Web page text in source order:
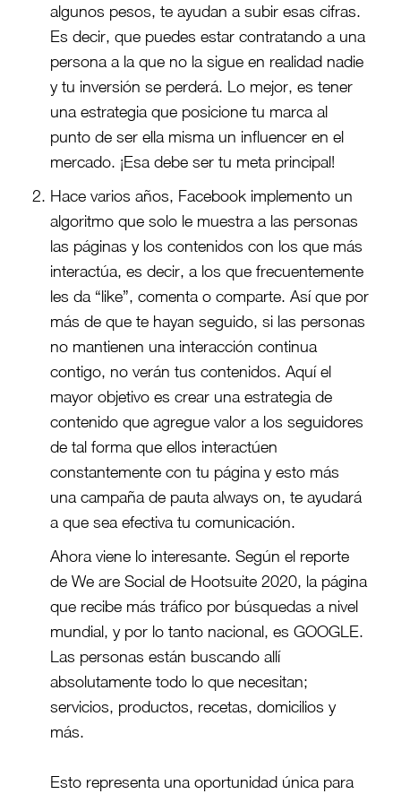
algunos pesos, te ayudan a subir esas cifras.
Es decir, que puedes estar contratando a una
persona a la que no la sigue en realidad nadie
y tu inversión se perderá. Lo mejor, es tener
una estrategia que posicione tu marca al
punto de ser ella misma un influencer en el
mercado. ¡Esa debe ser tu meta principal!
Hace varios años, Facebook implemento un
algoritmo que solo le muestra a las personas
las páginas y los contenidos con los que más
interactúa, es decir, a los que frecuentemente
les da “like”, comenta o comparte. Así que por
más de que te hayan seguido, si las personas
no mantienen una interacción continua
contigo, no verán tus contenidos. Aquí el
mayor objetivo es crear una estrategia de
contenido que agregue valor a los seguidores
de tal forma que ellos interactúen
constantemente con tu página y esto más
una campaña de pauta always on, te ayudará
a que sea efectiva tu comunicación.
Ahora viene lo interesante. Según el reporte
de We are Social de Hootsuite 2020, la página
que recibe más tráfico por búsquedas a nivel
mundial, y por lo tanto nacional, es GOOGLE.
Las personas están buscando allí
absolutamente todo lo que necesitan;
servicios, productos, recetas, domicilios y
más.
Esto representa una oportunidad única para